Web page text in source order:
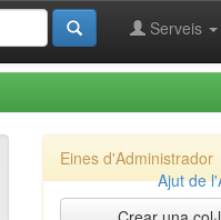
Serveis
Eines d'Administrador
Ajut de